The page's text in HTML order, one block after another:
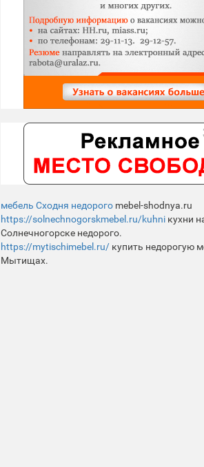
мебель Сходня недорого mebel-shodnya.ru
https://solnechnogorskmebel.ru/kuhni кухни
Солнечногорске недорого.
https://mytischimebel.ru/ купить недорогую
Мытищах.